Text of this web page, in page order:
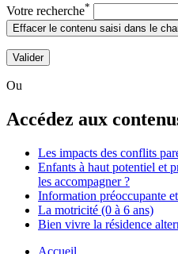
Votre recherche*
Effacer le contenu saisi dans le
Valider
Ou
Accédez aux
Les impacts des conflits
Enfants à haut potentiel et
les accompagner ?
Information préoccupante
La motricité (0 à 6 ans)
Bien vivre la résidence